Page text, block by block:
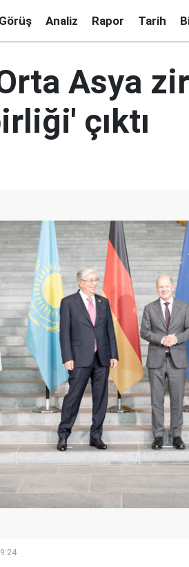
Görüş Analiz Rapor Tarih
Asya
çıktı